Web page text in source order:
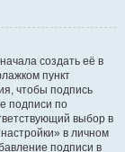
создать её в
пункт
чтобы подпись
подписи по
выбор в
в личном
подписи в